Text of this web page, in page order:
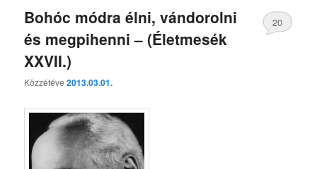
Bohóc módra élni, vándorolni
és megpihenni – (Életmesék
XXVII.)
Közzétéve2013.03.01.
20